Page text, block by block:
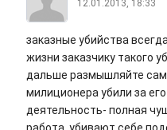
12.01.2013, 18:33
заказные убийства
жизни заказчику такого
дальше размышляйте
милиционера убили за
деятельность- полная